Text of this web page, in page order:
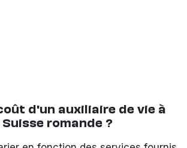
d'un auxiliaire de vie à
romande ?